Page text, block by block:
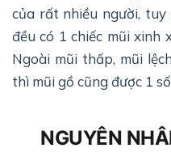
của rất nhiều người,
đều có 1 chiếc mũi xinh
Ngoài mũi thấp, mũi
thì mũi gồ cũng được 1
NGUYÊN